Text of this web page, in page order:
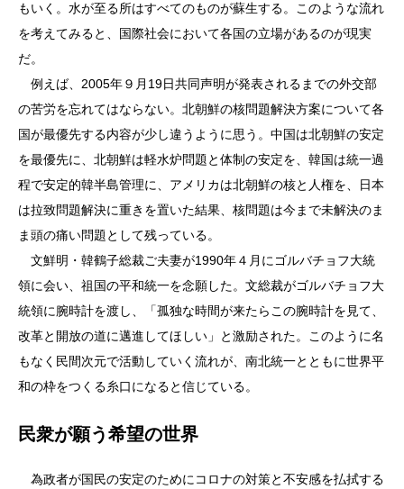
もいく。水が至る所はすべてのものが蘇生する。このような流れ
を考えてみると、国際社会において各国の立場があるのが現実
だ。
例えば、2005年９月19日共同声明が発表されるまでの外交部
の苦労を忘れてはならない。北朝鮮の核問題解決方案について各
国が最優先する内容が少し違うように思う。中国は北朝鮮の安定
を最優先に、北朝鮮は軽水炉問題と体制の安定を、韓国は統一過
程で安定的韓半島管理に、アメリカは北朝鮮の核と人権を、日本
は拉致問題解決に重きを置いた結果、核問題は今まで未解決のま
ま頭の痛い問題として残っている。
文鮮明・韓鶴子総裁ご夫妻が1990年４月にゴルバチョフ大統
領に会い、祖国の平和統一を念願した。文総裁がゴルバチョフ大
統領に腕時計を渡し、「孤独な時間が来たらこの腕時計を見て、
改革と開放の道に邁進してほしい」と激励された。このように名
もなく民間次元で活動していく流れが、南北統一とともに世界平
和の枠をつくる糸口になると信じている。
民衆が願う希望の世界
為政者が国民の安定のためにコロナの対策と不安感を払拭する